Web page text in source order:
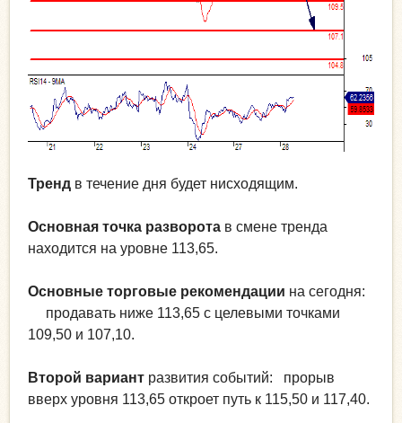
Тренд в течение дня будет нисходящим.
Основная точка разворота в смене тренда
находится на уровне 113,65.
Основные торговые рекомендации на сегодня:
продавать ниже 113,65 с целевыми точками
109,50 и 107,10.
Второй вариант развития событий: прорыв
вверх уровня 113,65 откроет путь к 115,50 и 117,40.